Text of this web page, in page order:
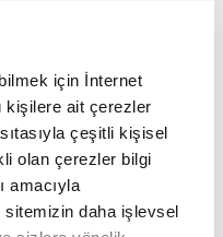
için İnternet
kişilere ait çerezler
çeşitli kişisel
olan çerezler bilgi
amacıyla
sitemizin daha işlevsel
haberin tüm hakları
gösterilse dahi
alınmadan
bir bölümü,
kullanılabilir.